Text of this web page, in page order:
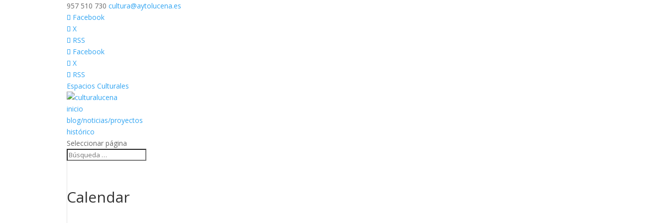
957 510 730 cultura@aytolucena.es
Facebook
X
RSS
Facebook
X
RSS
Espacios Culturales
inicio
blog/noticias/proyectos
histórico
Seleccionar página
Calendar